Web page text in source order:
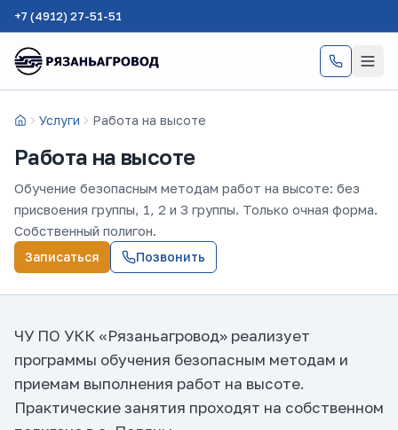
+7 (4912) 27-51-51
ГлавнаяУслуги Работа на высоте
Работа на высоте
Обучение безопасным методам работ на высоте: без
присвоения группы, 1, 2 и 3 группы. Только очная форма.
Собственный полигон.
Записаться Позвонить
ЧУ ПО УКК «Рязаньагровод» реализует
программы обучения безопасным методам и
приемам выполнения работ на высоте.
Практические занятия проходят на собственном